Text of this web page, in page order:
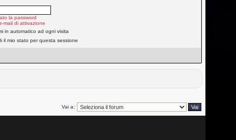
la password
mail di attivazione
in automatico ad ogni visita
il mio stato per questa sessione
Vai a: